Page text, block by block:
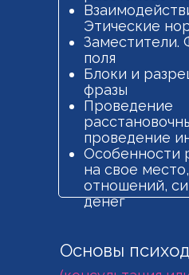
Основы
Этические
Заместители.
поля
Блоки и
фразы
Проведение
проведение
Особенности
на свое
отношений,
денег